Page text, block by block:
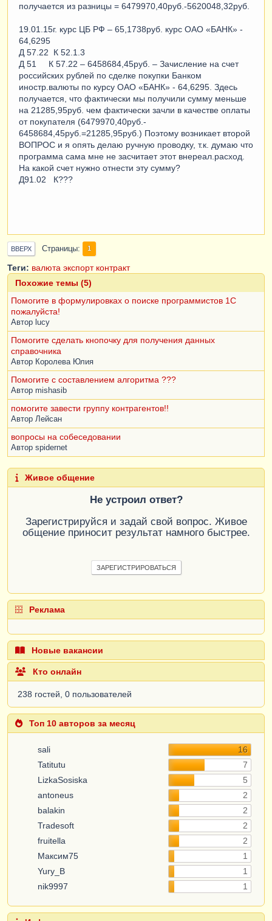
получается из разницы = 6479970,40руб.-5620048,32руб.
19.01.15г. курс ЦБ РФ – 65,1738руб. курс ОАО «БАНК» -
64,6295
Д 57.22 К 52.1.3
Д 51 К 57.22 – 6458684,45руб. – Зачисление на счет
российских рублей по сделке покупки Банком
иностр.валюты по курсу ОАО «БАНК» - 64,6295. Здесь
получается, что фактически мы получили сумму меньше
на 21285,95руб. чем фактически зачли в качестве оплаты
от покупателя (6479970,40руб.-
6458684,45руб.=21285,95руб.) Поэтому возникает второй
ВОПРОС и я опять делаю ручную проводку, т.к. думаю что
программа сама мне не засчитает этот внереал.расход.
На какой счет нужно отнести эту сумму?
Д91.02 К???
ВВЕРХ Страницы 1
Теги: валюта экспорт контракт
Похожие темы (5)
Помогите в формулировках о поиске программистов 1С
пожалуйста!
Автор lucy
Помогите сделать кнопочку для получения данных
справочника
Автор Королева Юлия
Помогите с составлением алгоритма ???
Автор mishasib
помогите завести группу контрагентов!!
Автор Лейсан
вопросы на собеседовании
Автор spidernet
Живое общение
Не устроил ответ?
Зарегистрируйся и задай свой вопрос. Живое
общение приносит результат намного быстрее.
ЗАРЕГИСТРИРОВАТЬСЯ
Реклама
Новые вакансии
Кто онлайн
238 гостей, 0 пользователей
Топ 10 авторов за месяц
sali
16
Tatitutu
7
LizkaSosiska
5
antoneus
2
balakin
2
Tradesoft
2
fruitella
2
Максим75
1
Yury_B
1
nik9997
1